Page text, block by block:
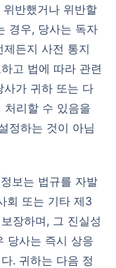
경우, 당사는 독자
든지 사전 통지
고 법에 따라 관련
사가 귀하 또는 다
처리할 수 있음을
정하는 것이 아님
회 또는 기타 제3
장하며, 그 진실성
당사는 즉시 상응
. 귀하는 다음 정